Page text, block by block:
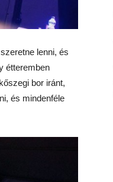
lenni, és
étteremben
bor iránt,
és mindenféle